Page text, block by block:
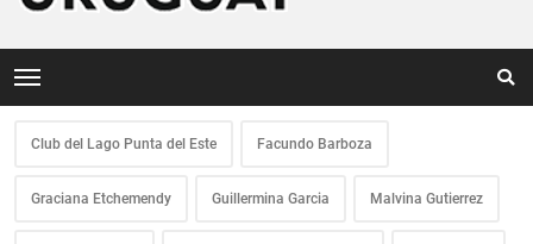
Club del Lago Punta del Este Facundo Barboza
Graciana Etchemendy Guillermina Garcia Malvina Gutierrez